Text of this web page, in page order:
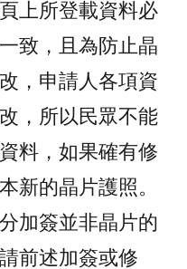
上所登載資料必
致，且為防止晶
，申請人各項資
，所以民眾不能
料，如果確有修
新的晶片護照。
加簽並非晶片的
前述加簽或修